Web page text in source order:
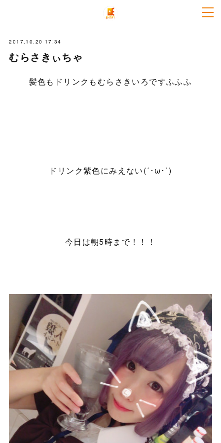
2017.10.20 17:34
むらさきぃちゃ
髪色もドリンクもむらさきいろですふふふ
ドリンク紫色にみえない(´･ω･`)
今日は朝5時まで！！！